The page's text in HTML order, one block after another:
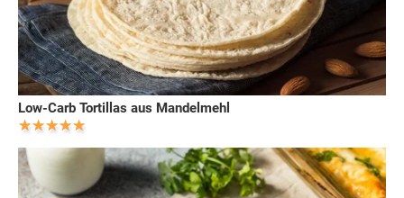
Low-Carb Tortillas aus Mandelmehl